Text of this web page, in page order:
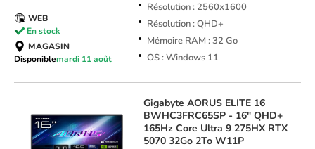
Résolution : 2560x1600
Résolution : QHD+
Mémoire RAM : 32 Go
OS : Windows 11
WEB
En stock
MAGASIN
Disponiblemardi 11 août
Gigabyte AORUS ELITE 16
BWHC3FRC65SP - 16" QHD+
165Hz Core Ultra 9 275HX RTX
5070 32Go 2To W11P